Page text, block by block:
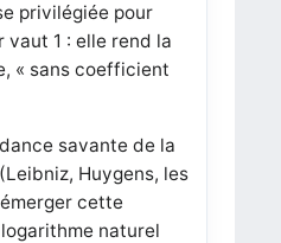
privilégiée pour
1 : elle rend la
« sans coefficient
savante de la
Huygens, les
cette
naturel